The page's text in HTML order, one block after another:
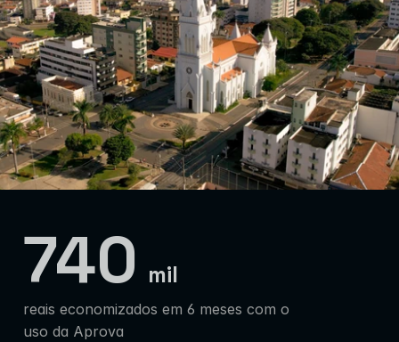
740 mil
reais economizados em 6 meses com o
uso da Aprova